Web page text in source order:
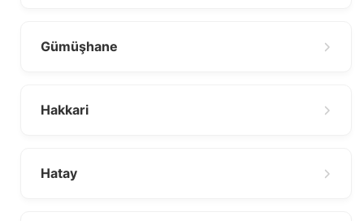
Gümüşhane
Hakkari
Hatay